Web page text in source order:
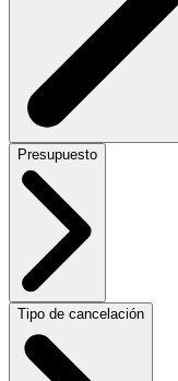
Presupuesto
Tipo de cancelación